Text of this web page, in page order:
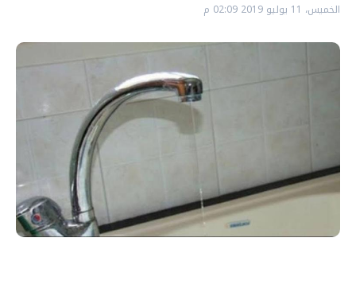
الخميس، 11 يوليو 2019 02:09 م